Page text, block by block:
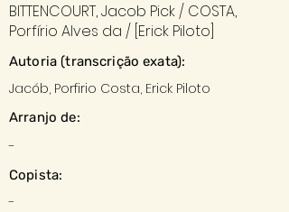
BITTENCOURT, Jacob Pick / COSTA,
Porfírio Alves da / [Erick Piloto]
Autoria (transcrição exata):
Jacób, Porfirio Costa, Erick Piloto
Arranjo de:
-
Copista:
-